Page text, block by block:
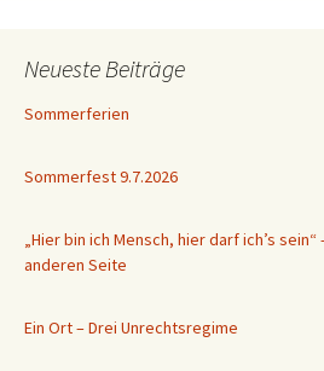
Neueste Beiträge
Sommerferien
Sommerfest 9.7.2026
„Hier bin ich Mensch, hier darf ich’s
anderen Seite
Ein Ort – Drei Unrechtsregime